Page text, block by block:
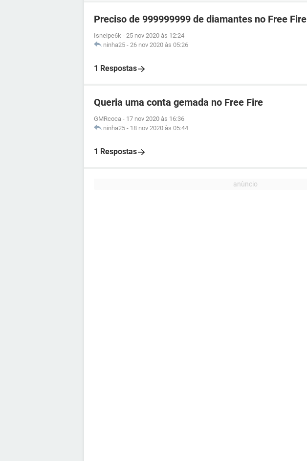
Preciso de 999999999 de diamantes no Free Fire
Isneipe6k - 25 nov 2020 às 12:24
ninha25 - 26 nov 2020 às 05:26
1 Respostas
Queria uma conta gemada no Free Fire
GMRcoca - 17 nov 2020 às 16:36
ninha25 - 18 nov 2020 às 05:44
1 Respostas